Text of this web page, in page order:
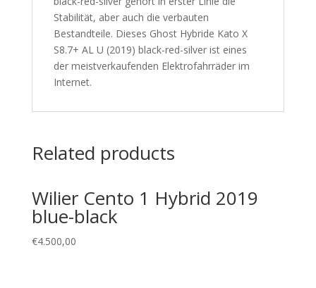
Stabilität, aber auch die verbauten
Bestandteile. Dieses Ghost Hybride Kato X
S8.7+ AL U (2019) black-red-silver ist eines
der meistverkaufenden Elektrofahrräder im
Internet.
Related products
Wilier Cento 1 Hybrid 2019
blue-black
€4.500,00